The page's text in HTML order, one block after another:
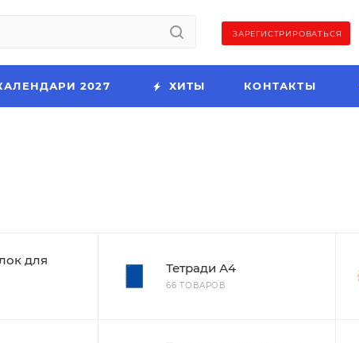
ЗАРЕГИСТРИРОВАТЬСЯ
2027 ХИТЫ КОНТАКТЫ
для
Тетради А4
66 ТОВАРОВ